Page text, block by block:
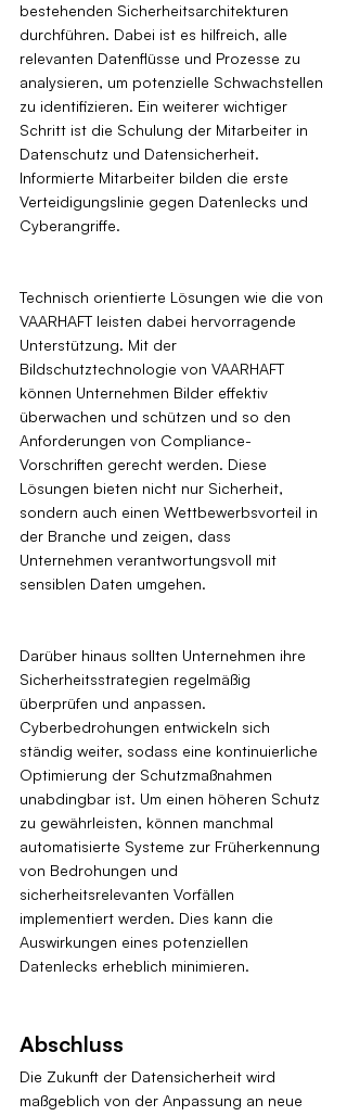
bestehenden Sicherheitsarchitekturen
durchführen. Dabei ist es hilfreich, alle
relevanten Datenflüsse und Prozesse zu
analysieren, um potenzielle Schwachstellen
zu identifizieren. Ein weiterer wichtiger
Schritt ist die Schulung der Mitarbeiter in
Datenschutz und Datensicherheit.
Informierte Mitarbeiter bilden die erste
Verteidigungslinie gegen Datenlecks und
Cyberangriffe.
Technisch orientierte Lösungen wie die von
VAARHAFT leisten dabei hervorragende
Unterstützung. Mit der
Bildschutztechnologie von VAARHAFT
können Unternehmen Bilder effektiv
überwachen und schützen und so den
Anforderungen von Compliance-
Vorschriften gerecht werden. Diese
Lösungen bieten nicht nur Sicherheit,
sondern auch einen Wettbewerbsvorteil in
der Branche und zeigen, dass
Unternehmen verantwortungsvoll mit
sensiblen Daten umgehen.
Darüber hinaus sollten Unternehmen ihre
Sicherheitsstrategien regelmäßig
überprüfen und anpassen.
Cyberbedrohungen entwickeln sich
ständig weiter, sodass eine kontinuierliche
Optimierung der Schutzmaßnahmen
unabdingbar ist. Um einen höheren Schutz
zu gewährleisten, können manchmal
automatisierte Systeme zur Früherkennung
von Bedrohungen und
sicherheitsrelevanten Vorfällen
implementiert werden. Dies kann die
Auswirkungen eines potenziellen
Datenlecks erheblich minimieren.
Abschluss
Die Zukunft der Datensicherheit wird
maßgeblich von der Anpassung an neue